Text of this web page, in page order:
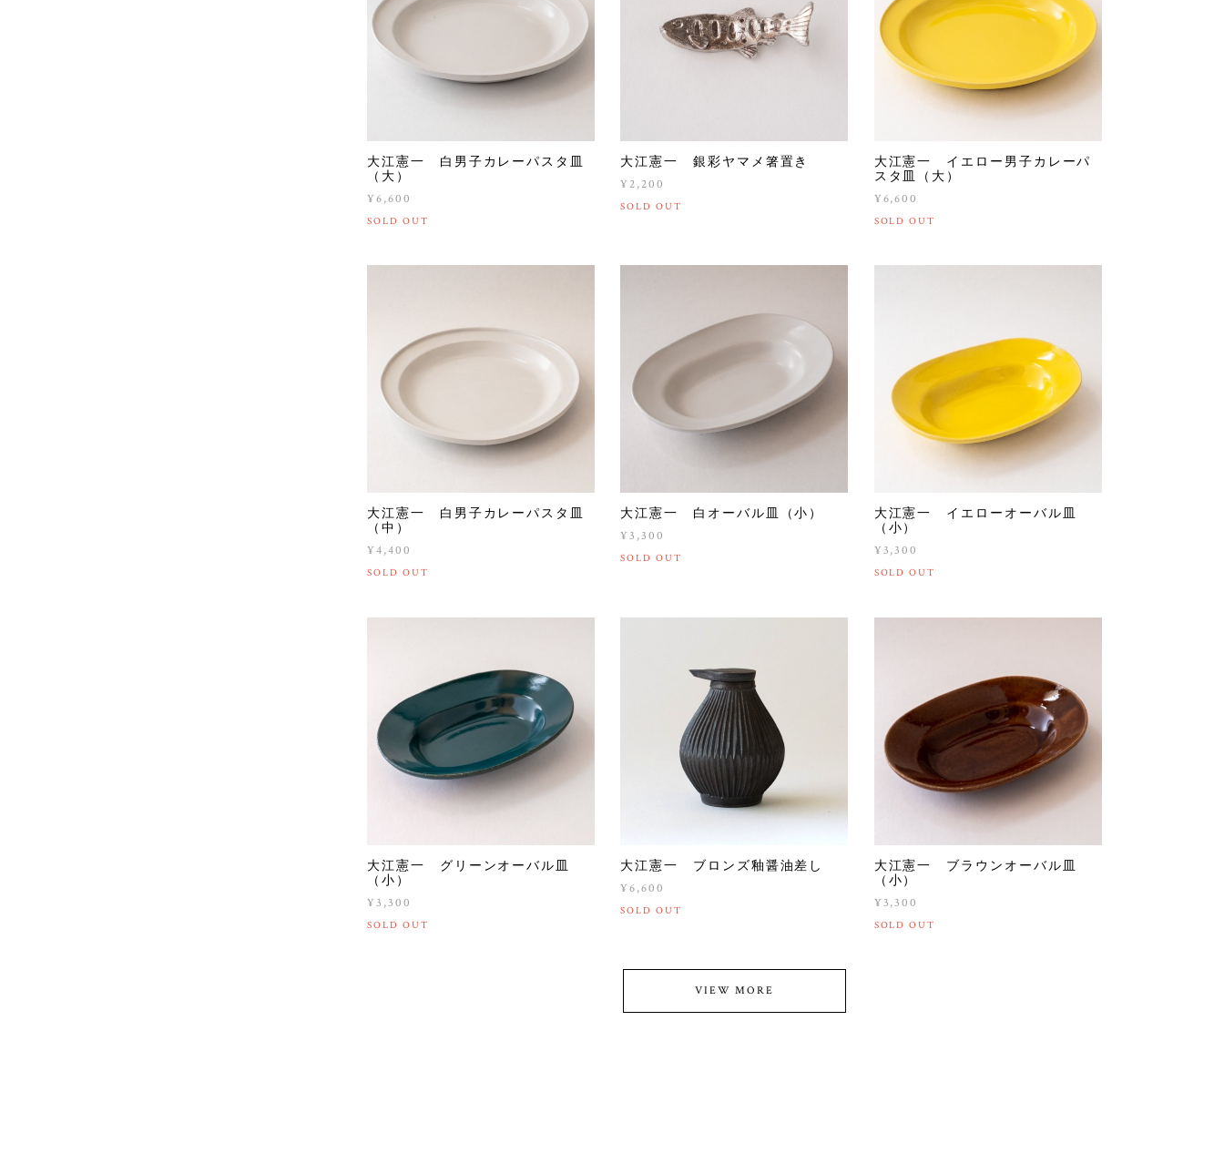
大江憲一 白男子カレーパスタ皿
（大）
¥6,600
SOLD OUT
大江憲一 銀彩ヤマメ箸置き
¥2,200
SOLD OUT
大江憲一 イエロー男子カレーパ
スタ皿（大）
¥6,600
SOLD OUT
大江憲一 白男子カレーパスタ皿
（中）
¥4,400
SOLD OUT
大江憲一 白オーバル皿（小）
¥3,300
SOLD OUT
大江憲一 イエローオーバル皿
（小）
¥3,300
SOLD OUT
大江憲一 グリーンオーバル皿
（小）
¥3,300
SOLD OUT
大江憲一 ブロンズ釉醤油差し
¥6,600
SOLD OUT
大江憲一 ブラウンオーバル皿
（小）
¥3,300
SOLD OUT
VIEW MORE